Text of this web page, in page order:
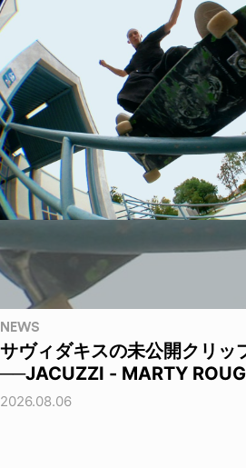
NEWS
サヴィダキスの未公開クリッ
──JACUZZI - MARTY
2026.08.06